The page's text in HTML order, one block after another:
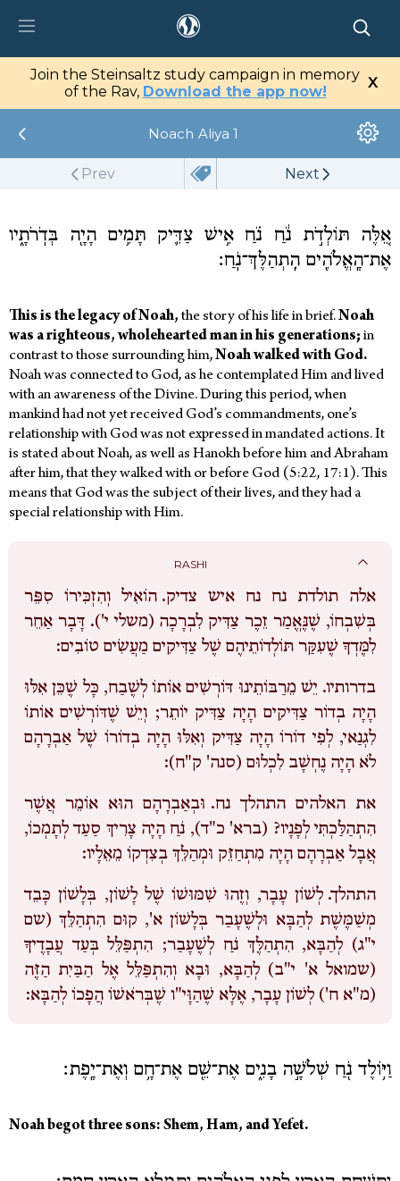
Center
Library
My Studies
Join the Steinsaltz study campaign in memory
of the Rav, Download the app now!
X
Noach Aliya 1
Prev Next
אֵ֚לֶּה תּוֹלְדֹ֣ת נֹ֔חַ נֹ֗חַ אִ֥ישׁ צַדִּ֛יק תָּמִ֥ים הָיָ֖ה בְּדֹֽרֹתָ֑יו
אֶת־הָֽאֱלֹהִ֖ים הִֽתְהַלֶּךְ־נֹֽחַ׃
This is the legacy of Noah, the story of his life in brief.Noah
was a righteous, wholehearted man in his generations; in
contrast to those surrounding him,Noah walked with God.
Noah was connected to God, as he contemplated Him and lived
with an awareness of the Divine. During this period, when
mankind had not yet received God’s commandments, one’s
relationship with God was not expressed in mandated actions. It
is stated about Noah, as well as Hanokh before him and Abraham
after him, that they walked with or before God (5:22, 17:1). This
means that God was the subject of their lives, and they had a
special relationship with Him.
RASHI
אלה תולדת נח נח איש צדיק. הוֹאִיל וְהִזְכִּירוֹ סִפֵּר
בְּשִׁבְחוֹ, שֶׁנֶּאֱמַר זֵכֶר צַדִּיק לִבְרָכָה (משלי י'). דָּבָר אַחֵר
לִמֶּדְךָ שֶׁעִקַּר תּוֹלְדוֹתֵיהֶם שֶׁל צַדִּיקִים מַעֲשִׂים טוֹבִים:
בדרותיו. יֵשׁ מֵרַבּוֹתֵינוּ דּוֹרְשִׁים אוֹתוֹ לְשֶׁבַח, כָּל שֶׁכֵּן אִלּוּ
הָיָה בְדוֹר צַדִּיקִים הָיָה צַדִּיק יוֹתֵר; וְיֵשׁ שֶׁדּוֹרְשִׁים אוֹתוֹ
לִגְנַאי, לְפִי דוֹרוֹ הָיָה צַדִּיק וְאִלּוּ הָיָה בְדוֹרוֹ שֶׁל אַבְרָהָם
לֹא הָיָה נֶחְשָׁב לִכְלוּם (סנה' ק"ח):
את האלהים התהלך נח. וּבְאַבְרָהָם הוּא אוֹמֵר אֲשֶׁר
הִתְהַלַּכְתִּי לְפָנָיו? (ברא' כ"ד), נֹחַ הָיָה צָרִיךְ סַעַד לְתָמְכוֹ,
אֲבָל אַבְרָהָם הָיָה מִתְחַזֵּק וּמְהַלֵּךְ בְצִדְקוֹ מֵאֵלָיו:
התהלך. לְשׁוֹן עָבָר, וְזֶהוּ שִׁמּוּשׁוֹ שֶׁל לָשׁוֹן, בְּלָשׁוֹן כָּבֵד
מְשַׁמֶּשֶׁת לְהַבָּא וּלְשֶׁעָבַר בְּלָשׁוֹן א', קוּם הִתְהַלֵּךְ (שם
י"ג) לְהַבָּא, הִתְהַלֶּךְ נֹחַ לְשֶׁעָבַר; הִתְפַּלֵּל בְּעַד עֲבָדֶיךָ
(שמואל א' י"ב) לְהַבָּא, וּבָא וְהִתְפַּלֵּל אֶל הַבַּיִת הַזֶּה
(מ"א ח') לְשׁוֹן עָבָר, אֶלָּא שֶׁהַוָּי"ו שֶׁבְּרֹאשׁוֹ הֲפָכוֹ לְהַבָּא:
וַיּ֥וֹלֶד נֹ֖חַ שְׁלֹשָׁ֣ה בָנִ֑ים אֶת־שֵׁ֖ם אֶת־חָ֥ם וְאֶת־יָֽפֶת׃
Noah begot three sons: Shem, Ham, and Yefet.